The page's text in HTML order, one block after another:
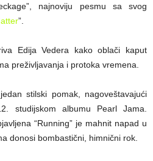
najnoviju pesmu sa svog
”.
Edija Vedera kako oblači kaput
preživljavanja i protoka vremena.
stilski pomak, nagoveštavajući
studijskom albumu Pearl Jama.
“Running” je mahnit napad u
donosi bombastični, himnični rok.